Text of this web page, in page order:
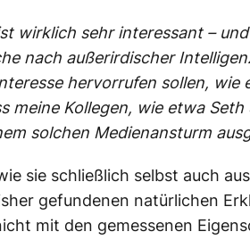
wirklich sehr interessant –
nach außerirdischer
hervorrufen sollen, wie
meine Kollegen, wie etwa
solchen Medienansturm
sie schließlich selbst auch
gefundenen natürlichen
mit den gemessenen